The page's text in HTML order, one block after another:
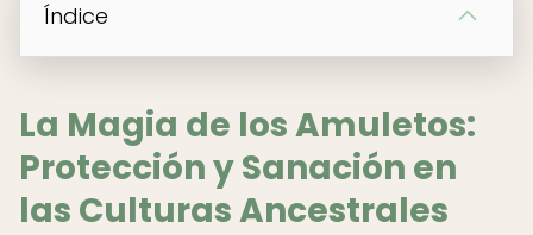
Índice
La Magia de los Amuletos:
Protección y Sanación en
las Culturas Ancestrales